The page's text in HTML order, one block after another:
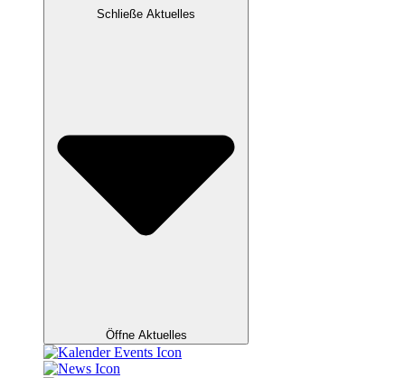
Schließe Aktuelles
Öffne Aktuelles